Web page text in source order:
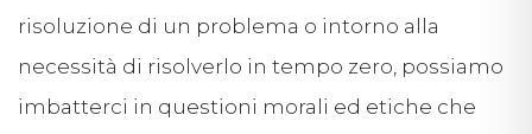
risoluzione di un problema o intorno alla
necessità di risolverlo in tempo zero, possiamo
imbatterci in questioni morali ed etiche che